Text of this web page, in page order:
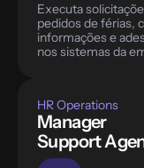
Executa
pedidos de férias,
informações e
nos sistemas da
HR Operations
Manager
Support